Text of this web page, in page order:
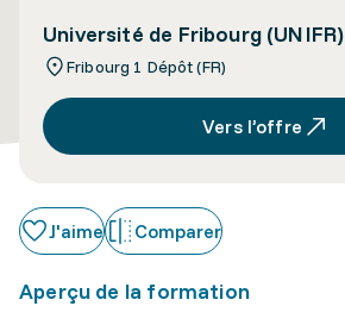
Université de Fribourg (UNIFR)
Fribourg 1 Dépôt (FR)
Vers l’offre
J'aime Comparer
Aperçu de la formation